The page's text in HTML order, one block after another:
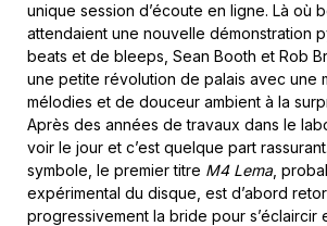
unique session d’écoute en ligne. Là où
attendaient une nouvelle démonstration
beats et de bleeps, Sean Booth et Rob
une petite révolution de palais avec une
mélodies et de douceur ambient à la
Après des années de travaux dans le
voir le jour et c’est quelque part
symbole, le premier titre M4 Lema,
expérimental du disque, est d’abord
progressivement la bride pour s’éclaircir